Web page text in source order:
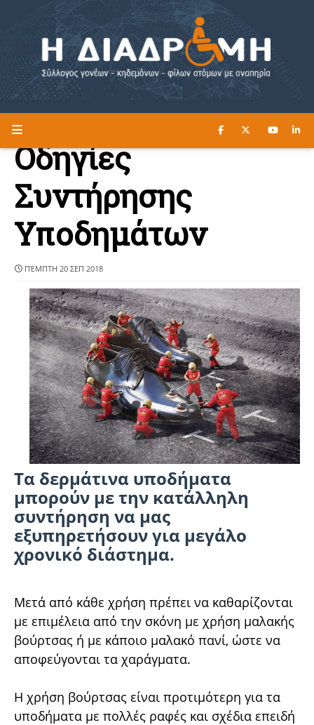
Η ΔΙΑΔΡΟΜΗ ΔΙΑΒΑΣΤΕ ΕΔΩ ►
Οδηγίες
Συντήρησης
Υποδημάτων
ΠΈΜΠΤΗ 20 ΣΕΠ 2018
Τα δερμάτινα υποδήματα
μπορούν με την κατάλληλη
συντήρηση να μας
εξυπηρετήσουν για μεγάλο
χρονικό διάστημα.
Μετά από κάθε χρήση πρέπει να καθαρίζονται
με επιμέλεια από την σκόνη με χρήση μαλακής
βούρτσας ή με κάποιο μαλακό πανί, ώστε να
αποφεύγονται τα χαράγματα.
Η χρήση βούρτσας είναι προτιμότερη για τα
υποδήματα με πολλές ραφές και σχέδια επειδή